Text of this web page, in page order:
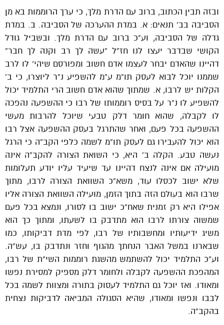
ובזה תבין הכתוב, ברוב עם הדרת מלך, כי ערך הרוממות בא מן
הסביבה בב’ תנאים: א. במדת ההערכה של הסביבה. ב. במדת
גדלה של הסביבה, וע”כ ברוב עם הדרת מלך. ובשביל גודל
הקושי שבדבר יעצו לנו חז”ל “עשה לך רב וקנה לך חבר”
דהיינו שהאדם יבחר לעצמו אדם חשוב ומפורסם שיהי’ לו לרב
שממנו יוכל לבוא לעסק תו”מ ע”מ להשפיע נ”ר ליוצרו, כי ב’
הקלות יש לרבו, א. שמתוך שהוא אדם חשוב הרי התלמיד יכול
להשפיע לו נ”ר על בסיס רוממותו של רבו כי ההשפעה נהפכה
לו לקבלה, שהוא חומר דלק טבעי שיוכל להרבות מעשי
ההשפעה בכל פעם, ואחר שהתרגל בעסק ההשפעה אצל רבו
הוא יכול להעבירו גם לעסק תו”מ לשמה כלפי הקב”ה כי הרגל
נעשה טבע. הקלה ב’ היא, כי השואת הצורה להקב”ה אינה
מועילה אם אינה לנצח דהיינו עד שיעיד עליו יודע תעלומות
שלא ישוב לכסלו עוד, משא”כ השוואת הצורה לרבו, מתוך
שרבו הוא בעולם הזה בתוך הזמן, מועילה השוואת הצורה אליו
אפילו היא רק זמנית שאח”כ ישוב בו לסורו, ונמצא בכל פעם
שמשוה צורתו לרבו הוא מתדבק בו לשעתו, ומתוך כך הוא
משיג ידיעותיו ומחשבותיו של רבו, לפי מדת דביקותו, כמו
שבארנו במשל האבר הנחתך מהגוף וחזר ונתדבק בו, עש”ה.
וע”כ התלמיד יכול להשתמש מהשגת רוממות השי”ת של רבו,
המהפכת ההשפעה לקבלה ולחומר דלק מספיק למסירת נפשו
ומאודו. ואז יוכל גם התלמיד לעסוק בתורה ומצוות לשמה בכל
לבבו ונפשו ומאודו, שהיא הסגולה המביאה לדביקות נצחית
בהקב”ה.